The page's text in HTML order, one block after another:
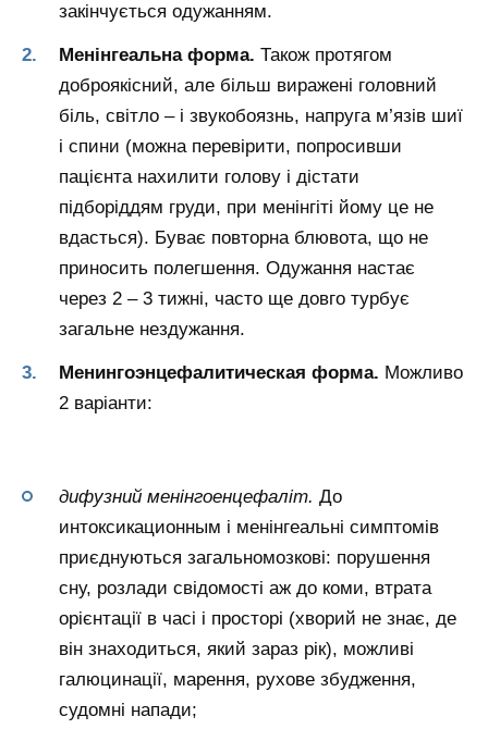
закінчується одужанням.
Менінгеальна форма. Також протягом
доброякісний, але більш виражені головний
біль, світло – і звукобоязнь, напруга м’язів шиї
і спини (можна перевірити, попросивши
пацієнта нахилити голову і дістати
підборіддям груди, при менінгіті йому це не
вдасться). Буває повторна блювота, що не
приносить полегшення. Одужання настає
через 2 – 3 тижні, часто ще довго турбує
загальне нездужання.
Менингоэнцефалитическая форма. Можливо
2 варіанти:
дифузний менінгоенцефаліт. До
интоксикационным і менінгеальні симптомів
приєднуються загальномозкові: порушення
сну, розлади свідомості аж до коми, втрата
орієнтації в часі і просторі (хворий не знає, де
він знаходиться, який зараз рік), можливі
галюцинації, марення, рухове збудження,
судомні напади;